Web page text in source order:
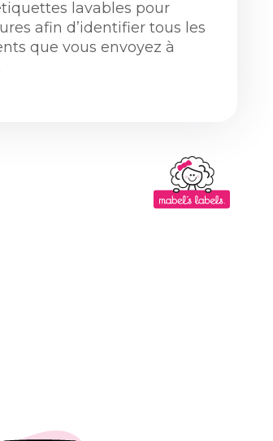
lavables pour
afin d’identifier tous les
que vous envoyez à